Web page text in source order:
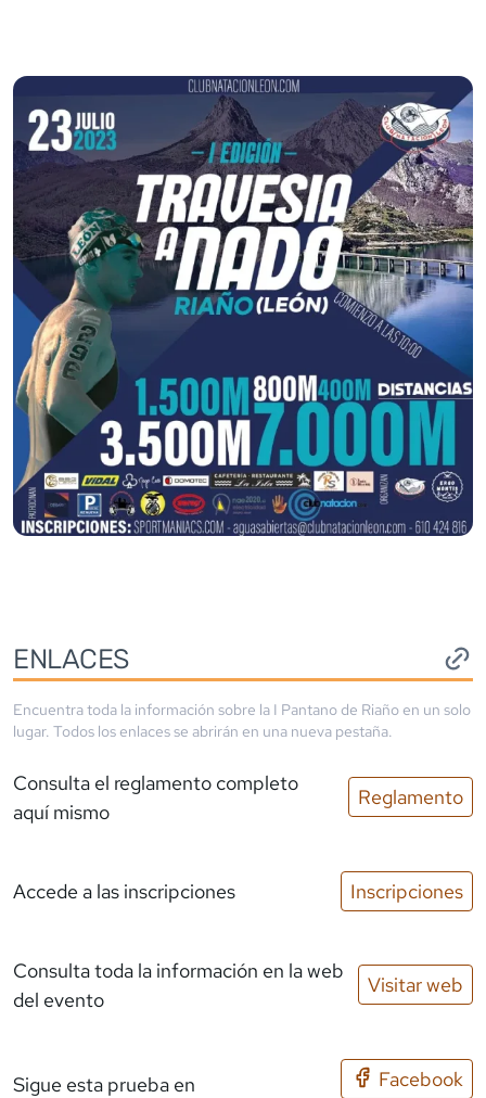
ENLACES
Encuentra toda la información sobre la I Pantano de Riaño en un solo
lugar. Todos los enlaces se abrirán en una nueva pestaña.
Consulta el reglamento completo
aquí mismo
Reglamento
Accede a las inscripciones Inscripciones
Consulta toda la información en la web
del evento
Visitar web
Sigue esta prueba en
Facebook